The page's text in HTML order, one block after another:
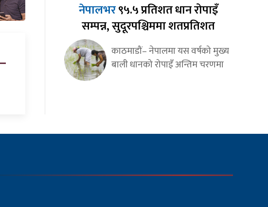
नेपालभर९५.५ प्रतिशत धान रोपाइँ
सम्पन्न, सुदूरपश्चिममा शतप्रतिशत
काठमाडौं– नेपालमा यस वर्षको मुख्य
बाली धानको रोपाइँ अन्तिम चरणमा